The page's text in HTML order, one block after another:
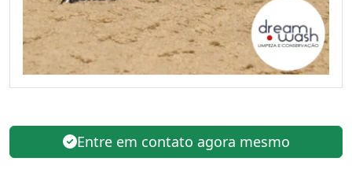
Entre em contato agora mesmo